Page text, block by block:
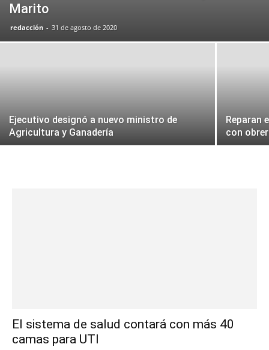
Marito
redacción - 31 de agosto de 2020
Ejecutivo designó a nuevo ministro de
Agricultura y Ganadería
Reparan
con
El sistema de salud contará con más 40
camas para UTI